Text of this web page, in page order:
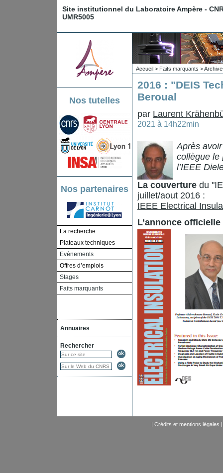
Site institutionnel du Laboratoire Ampère -
UMR5005
Nos tutelles
Nos partenaires
La recherche
Plateaux techniques
Evénements
Offres d’emplois
Stages
Faits marquants
Annuaires
Rechercher
Accueil > Faits marquants >
2016 : "DEIS
Beroual
par Laurent
2021 à 14h22min
Après
collègue le
l’IEEE
La couverture du
juillet/aout 2016 :
IEEE Electrical
L’annonce officielle
| Crédits et mentions légales